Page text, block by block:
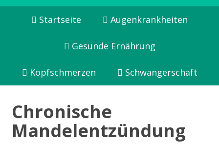
Startseite Augenkrankheiten
Gesunde Ernährung
Kopfschmerzen Schwangerschaft
Chronische
Mandelentzündung